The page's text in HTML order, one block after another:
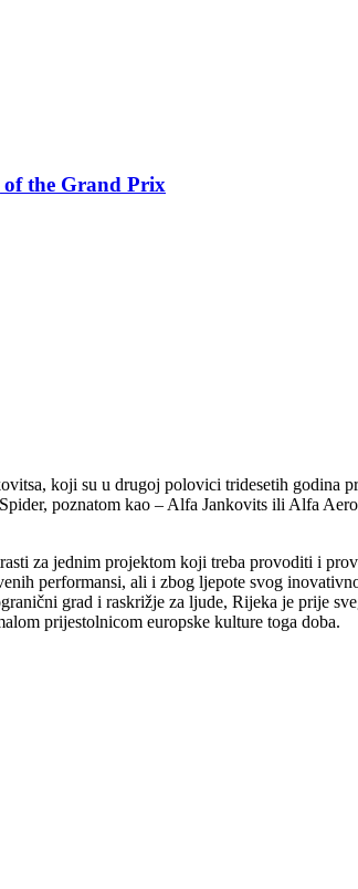
of the Grand Prix
koji su u drugoj polovici tridesetih
poznatom kao – Alfa Jankovits ili Alfa
za jednim projektom koji treba provoditi i
performansi, ali i zbog ljepote svog
grad i raskrižje za ljude, Rijeka je prije
prijestolnicom europske kulture toga doba.